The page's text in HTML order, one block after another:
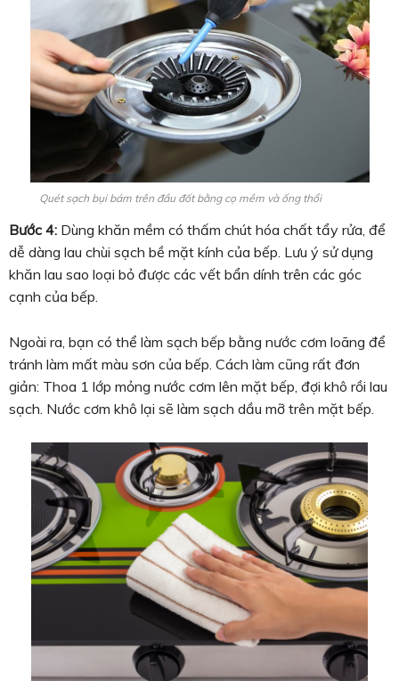
Quét sạch bụi bám trên đầu đốt bằng cọ mềm và ống thổi
Bước 4: Dùng khăn mềm có thấm chút hóa chất tẩy rửa, để
dễ dàng lau chùi sạch bề mặt kính của bếp. Lưu ý sử dụng
khăn lau sao loại bỏ được các vết bẩn dính trên các góc
cạnh của bếp.
Ngoài ra, bạn có thể làm sạch bếp bằng nước cơm loãng để
tránh làm mất màu sơn của bếp. Cách làm cũng rất đơn
giản: Thoa 1 lớp mỏng nước cơm lên mặt bếp, đợi khô rồi lau
sạch. Nước cơm khô lại sẽ làm sạch dầu mỡ trên mặt bếp.